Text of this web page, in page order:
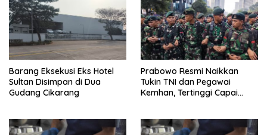
Barang Eksekusi Eks Hotel
Sultan Disimpan di Dua
Gudang Cikarang
Prabowo Resmi Naikkan
Tukin TNI dan Pegawai
Kemhan, Tertinggi Capai